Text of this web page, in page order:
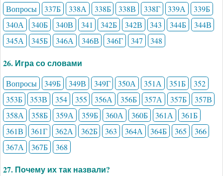
Вопросы 337Б 338А 338Б 338В 338Г 339А
339Б
340А
340Б 340В 341 342Б 342В 343 344Б
344В
345А
345Б 346А 346В 346Г 347 348
26. Игра со словами
Вопросы 349Б 349В 349Г 350А 351А 351Б
352
353Б
353В 354 355 356А 356Б 357А 357Б
357В
358А
358Б 359А 359Б 360А 360Б 361А
361Б
361В
361Г 362А 362Б 363 364А 364Б 365
366
367А
367Б 368
27. Почему их так назвали?